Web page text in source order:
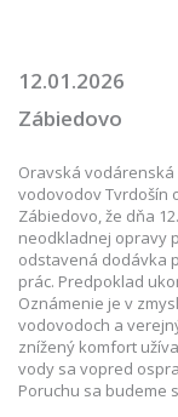
12.01.2026
Zábiedovo
Oravská
vodovodov Tvrdošín
Zábiedovo, že dňa
neodkladnej opravy
odstavená dodávka
prác. Predpoklad
Oznámenie je v
vodovodoch a
znížený komfort
vody sa vopred
Poruchu sa budeme